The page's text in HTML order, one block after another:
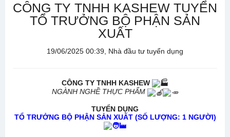
CÔNG TY TNHH KASHEW TUYỂN
TỔ TRƯỞNG BỘ PHẬN SẢN
XUẤT
19/06/2025 00:39, Nhà đầu tư tuyển dụng
CÔNG TY TNHH KASHEW
NGÀNH NGHỀ THỰC PHẨM
TUYỂN DỤNG
TỔ TRƯỞNG BỘ PHẬN SẢN XUẤT (SỐ LƯỢNG: 1 NGƯỜI)